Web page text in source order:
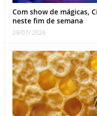
Com show de mágicas,
neste fim de semana
29/07/ 2026